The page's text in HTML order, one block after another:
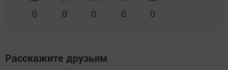
0 0 0 0 0
Расскажите друзьям